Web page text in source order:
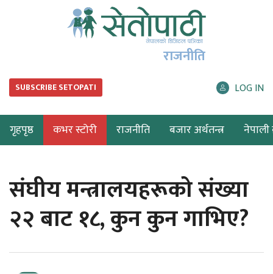
राजनीति
SUBSCRIBE SETOPATI LOG IN
गृहपृष्ठ कभर स्टोरी राजनीति बजार अर्थतन्त्र नेपाली
संघीय मन्त्रालयहरूको संख्या
२२ बाट १८, कुन कुन गाभिए?